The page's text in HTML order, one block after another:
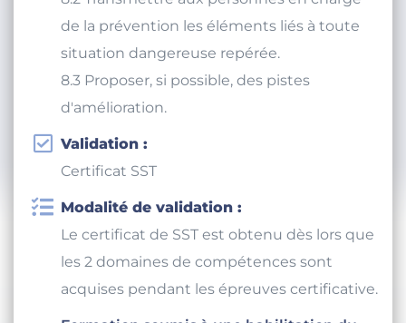
8.2 Transmettre aux personnes en charge
de la prévention les éléments liés à toute
situation dangereuse repérée.
8.3 Proposer, si possible, des pistes
Validation :
Modalité de validation :
Le certificat de SST est obtenu dès lors que
les 2 domaines de compétences sont